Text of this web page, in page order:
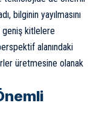
bilginin yayılmasını
geniş kitlelere
alanındaki
üretmesine olanak